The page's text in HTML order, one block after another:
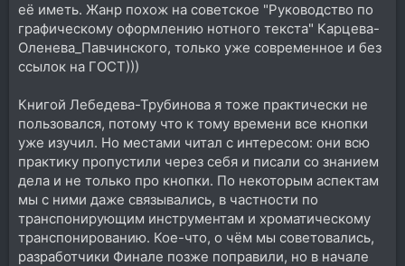
её иметь. Жанр похож на советское "Руководство по
графическому оформлению нотного текста" Карцева-
Оленева_Павчинского, только уже современное и без
ссылок на ГОСТ)))
Книгой Лебедева-Трубинова я тоже практически не
пользовался, потому что к тому времени все кнопки
уже изучил. Но местами читал с интересом: они всю
практику пропустили через себя и писали со знанием
дела и не только про кнопки. По некоторым аспектам
мы с ними даже связывались, в частности по
транспонирующим инструментам и хроматическому
транспонированию. Кое-что, о чём мы советовались,
разработчики Финале позже поправили, но в начале